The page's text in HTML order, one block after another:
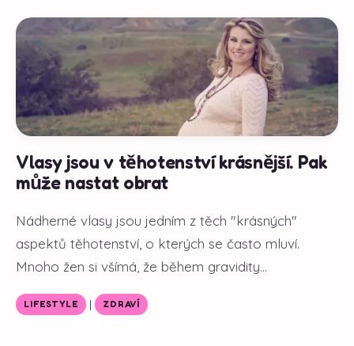
Vlasy jsou v těhotenství krásnější. Pak
může nastat obrat
Nádherné vlasy jsou jedním z těch "krásných"
aspektů těhotenství, o kterých se často mluví.
Mnoho žen si všímá, že během gravidity...
LIFESTYLE | ZDRAVÍ